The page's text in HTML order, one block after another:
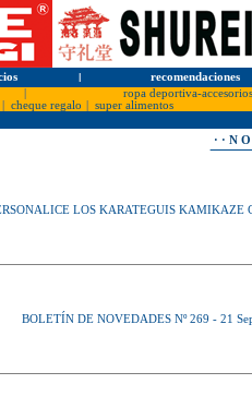
l recomendaciones
ropa deportiva-accesorios
cheque regalo
super alimentos
· · N
LOS KARATEGUIS KAMIKAZE
BOLETÍN DE NOVEDADES Nº 269 - 21